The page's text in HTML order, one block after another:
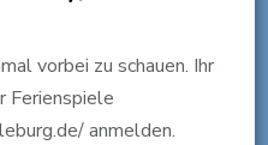
vorbei zu schauen. Ihr
Ferienspiele
anmelden.